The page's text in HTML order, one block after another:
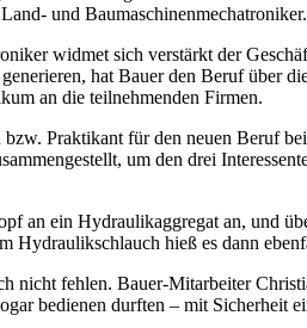
und Baumaschinenmechatroniker.
widmet sich verstärkt der
hat Bauer den Beruf
an die teilnehmenden Firmen.
Praktikant für den neuen Beruf
um den drei
an ein Hydraulikaggregat an, und
Hydraulikschlauch hieß es dann
fehlen. Bauer-Mitarbeiter
bedienen durften – mit Sicherheit